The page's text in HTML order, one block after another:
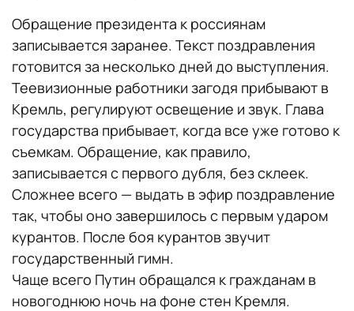
Обращение президента к россиянам
записывается заранее. Текст поздравления
готовится за несколько дней до выступления.
Теевизионные работники загодя прибывают в
Кремль, регулируют освещение и звук. Глава
государства прибывает, когда все уже готово к
съемкам. Обращение, как правило,
записывается с первого дубля, без склеек.
Сложнее всего — выдать в эфир поздравление
так, чтобы оно завершилось с первым ударом
курантов. После боя курантов звучит
государственный гимн.
Чаще всего Путин обращался к гражданам в
новогоднюю ночь на фоне стен Кремля.